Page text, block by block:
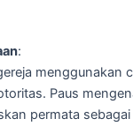
:
menggunakan
Paus
permata